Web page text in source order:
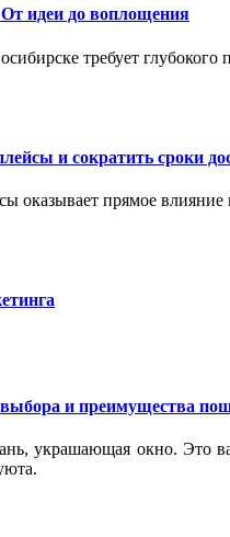
идеи до воплощения
требует
и сократить сроки
оказывает прямое влияние
и преимущества
украшающая окно. Это